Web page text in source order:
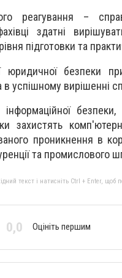
реагування –
здатні
підготовки та
юридичної безпеки
в успішному вирішенні
захистять
проникнення в
та промислового
текст і натисніть Ctrl + Enter, щоб
0,0 Оцініть першим